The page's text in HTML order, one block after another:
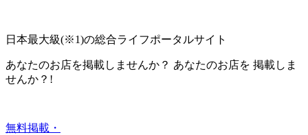
日本最大級(※1)の総合ライフポータルサイト
あなたのお店を掲載しませんか？ あなたのお店を 掲載しま
せんか？!
無料掲載・